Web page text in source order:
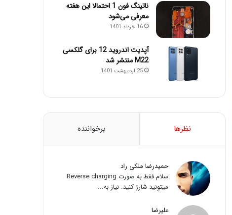
ناتینگ فون 1 احتمالا این هفته
معرفی می‌شود
16 خرداد 1401
آپدیت اندروید 12 برای گلکسی
M22 منتشر شد
25 اردیبهشت 1401
نظرها پرخواننده
حمیدرضا ملکی راد
سلام فقط به صورت Reverse charging
میتونید شارژ کنید. نیاز به...
علیرضا